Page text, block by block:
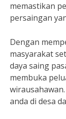
memastikan
persaingan
Dengan
masyarakat
daya saing
membuka
anda di desa